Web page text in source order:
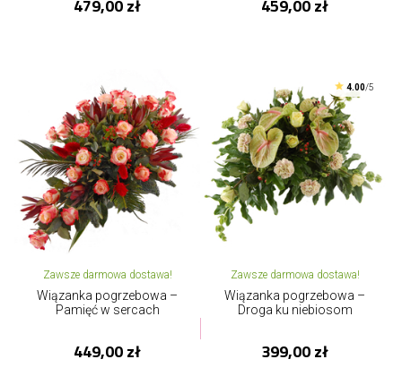
479,00 zł 459,00 zł
Zawsze darmowa dostawa!
Wiązanka pogrzebowa –
Pamięć w sercach
449,00 zł
4.00/5
Zawsze darmowa dostawa!
Wiązanka pogrzebowa –
Droga ku niebiosom
399,00 zł